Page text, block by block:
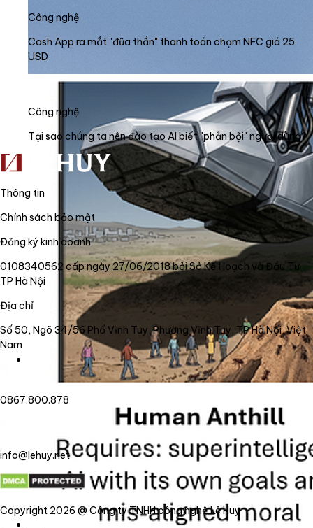
Công nghệ
Cash App ra mắt "đũa thần" thanh toán chạm NFC giá 25
USD
Công nghệ
Tại sao chúng ta nên đào tạo AI biết "phản bội" người dùng?
Thông tin
Chính sách bảo mật
Đăng ký kinh doanh
0108340562 cấp ngày 27/06/2018 bởi Sở Kế Hoạch và Đầu Tư
TP Hà Nội
Địa chỉ
Số 50, Ngõ 34/56 Phố Vĩnh Tuy, Phường Vĩnh Tuy, TP Hà Nội, Việt
Nam
0867.800.878
info@lehuy.net
Copyright 2026 @ Công ty TNHH công nghệ Lê Huy